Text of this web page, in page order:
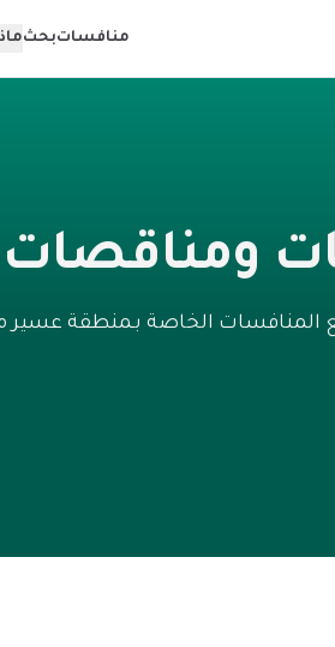
منافساتبحث
المنافسات الخاصة بـمنطقة عسير